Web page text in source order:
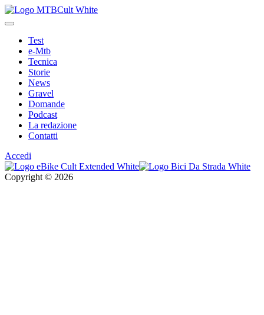
Test
e-Mtb
Tecnica
Storie
News
Gravel
Domande
Podcast
La redazione
Contatti
Accedi
Copyright © 2026